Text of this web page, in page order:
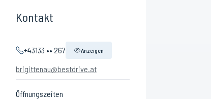
Kontakt
+43133 •• 267 Anzeigen
brigittenau@bestdrive.at
Öffnungszeiten